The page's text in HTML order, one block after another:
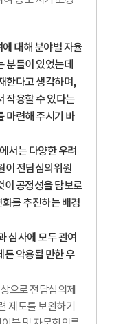
대해 분야별 자율
분들이 있었는데
한다고 생각하며,
작용할 수 있다는
마련해 주시기 바
서는 다양한 우려
이 전담심의위원
이 공정성을 담보로
를 추진하는 배경
심사에 모두 관여
든 악용될 만한 우
으로 전담심의제
제도를 보완하기